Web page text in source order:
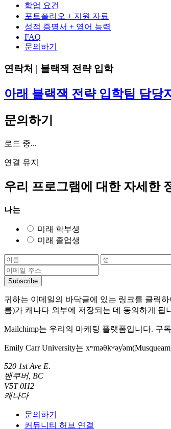
학업 요건
포트폴리오 + 지원 자료
성적 증명서 + 영어 능력
FAQ
문의하기
연락처 | 블랙잭 전략 입학
아래 블랙잭 전략 입학팀 담당
문의하기
로드 중...
연결 유지
우리 프로그램에 대한 자세한
나는
미래 학부생
미래 졸업생
귀하는 이메일의 바닥글에 있는 링크를 클릭
름)가 캐나다 외부에 저장되는 데 동의하게
Mailchimp는 우리의 마케팅 플랫폼입니다. 구
Emily Carr University는
520 1st Ave E.
밴쿠버, BC
V5T 0H2
캐나다
문의하기
커뮤니티 허브 연결